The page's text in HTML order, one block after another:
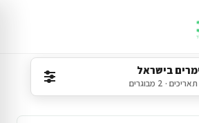
בישראל
· 2 מבוגרים